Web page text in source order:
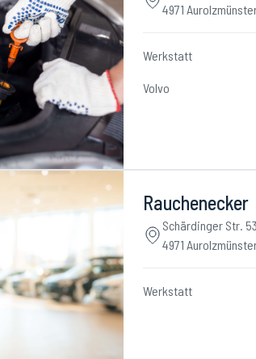
4971
Werkstatt
Volvo
Rauchenecker
Schärdinger Str. 53
4971
Werkstatt